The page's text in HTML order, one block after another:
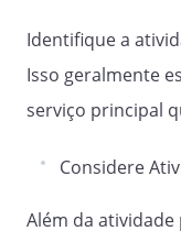
Identifique a
Isso geralmente
serviço principal
Considere
Além da